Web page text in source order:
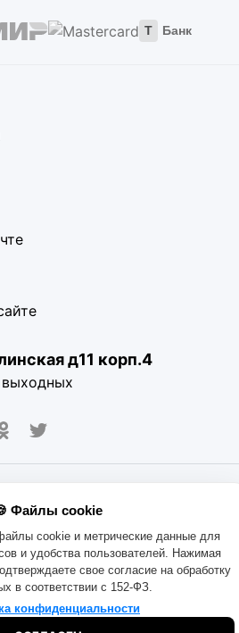
Т Банк
д11 корп.4
другие технологии, чтобы помочь
предоставить лучший
анализировать использование
повысить качество рекламных и
Если Вы не хотите, чтобы
данные обрабатывались,
их использование в своём
Файлы cookie
cookie и метрические данные для
и удобства пользователей. Нажимая
свое согласие на обработку
в соответствии с 152-ФЗ.
конфиденциальности